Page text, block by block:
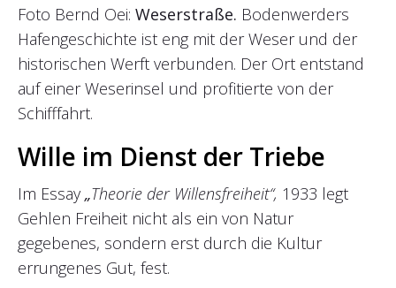
Foto Bernd Oei: Weserstraße. Bodenwerders
Hafengeschichte ist eng mit der Weser und der
historischen Werft verbunden. Der Ort entstand
auf einer Weserinsel und profitierte von der
Schifffahrt.
Wille im Dienst der Triebe
Im Essay„Theorie der Willensfreiheit“, 1933 legt
Gehlen Freiheit nicht als ein von Natur
gegebenes, sondern erst durch die Kultur
errungenes Gut, fest.